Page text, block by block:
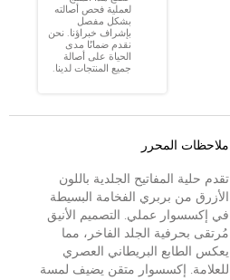
لعملية فحص أصالته
بشكل مفصل
بإشراف خبراؤنا. نحن
نقدم ضمانًا مدى
الحياة على أصالة
جميع المنتجات لدينا.
ملاحظات المحرر
تقدم حلية المفاتيح الجلدية باللون
الأزرق من بربري الفخامة البسيطة
في إكسسوار عملي. التصميم الأنيق
مُرتقى بحرفية الجلد الفاخر، مما
يعكس الطابع البريطاني العصري
للعلامة. إكسسوار متقن يضيف لمسة